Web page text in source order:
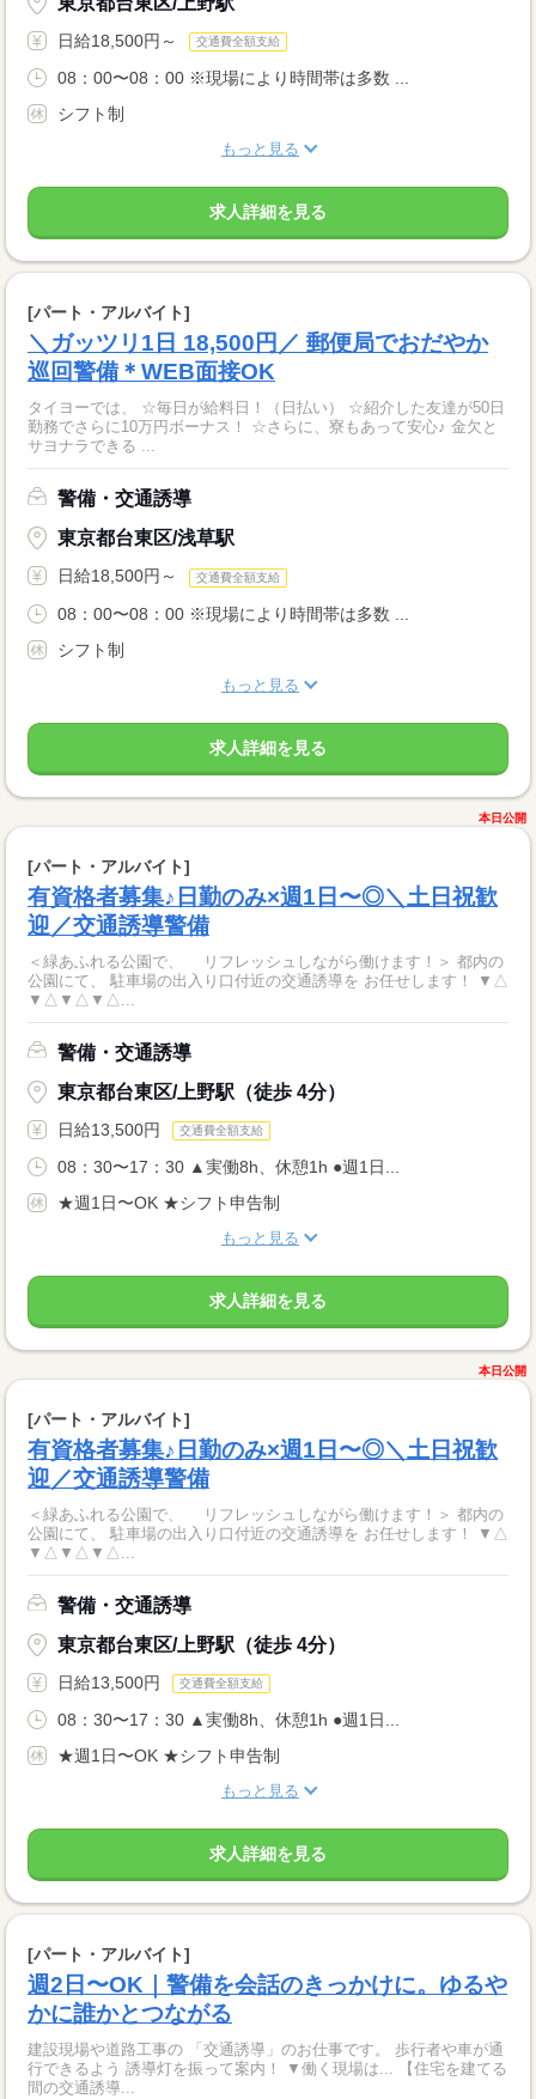
日給18,500円～ 交通費全額支給
08：00〜08：00 ※現場により時間帯は多数 ...
シフト制
もっと見る
求人詳細を見る
[パート・アルバイト]
＼ガッツリ1日 18,500円／ 郵便局でおだやか
巡回警備＊WEB面接OK
タイヨーでは、 ☆毎日が給料日！（日払い） ☆紹介した友達が50日
勤務でさらに10万円ボーナス！ ☆さらに、寮もあって安心♪ 金欠と
サヨナラできる ...
警備・交通誘導
東京都台東区/浅草駅
日給18,500円～ 交通費全額支給
08：00〜08：00 ※現場により時間帯は多数 ...
シフト制
もっと見る
求人詳細を見る
本日公開
[パート・アルバイト]
有資格者募集♪日勤のみ×週1日〜◎＼土日祝歓
迎／交通誘導警備
＜緑あふれる公園で、 リフレッシュしながら働けます！＞ 都内の
公園にて、 駐車場の出入り口付近の交通誘導を お任せします！ ▼△
▼△▼△▼△...
警備・交通誘導
東京都台東区/上野駅（徒歩 4分）
日給13,500円 交通費全額支給
08：30〜17：30 ▲実働8h、休憩1h ●週1日...
★週1日〜OK ★シフト申告制
もっと見る
求人詳細を見る
本日公開
[パート・アルバイト]
有資格者募集♪日勤のみ×週1日〜◎＼土日祝歓
迎／交通誘導警備
＜緑あふれる公園で、 リフレッシュしながら働けます！＞ 都内の
公園にて、 駐車場の出入り口付近の交通誘導を お任せします！ ▼△
▼△▼△▼△...
警備・交通誘導
東京都台東区/上野駅（徒歩 4分）
日給13,500円 交通費全額支給
08：30〜17：30 ▲実働8h、休憩1h ●週1日...
★週1日〜OK ★シフト申告制
もっと見る
求人詳細を見る
[パート・アルバイト]
週2日〜OK｜警備を会話のきっかけに。ゆるや
かに誰かとつながる
建設現場や道路工事の 「交通誘導」のお仕事です。 歩行者や車が通
行できるよう 誘導灯を振って案内！ ▼働く現場は... 【住宅を建てる
間の交通誘導...